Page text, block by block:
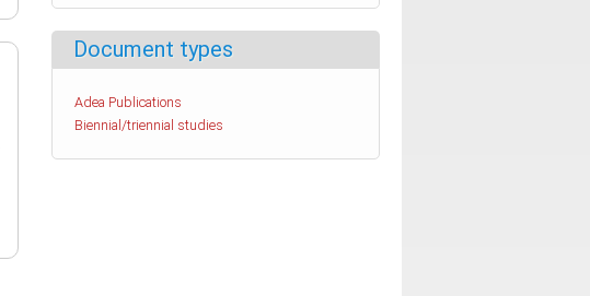
Document types
Adea Publications
Biennial/triennial studies